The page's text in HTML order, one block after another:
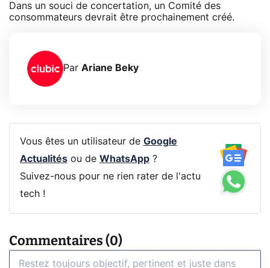
Dans un souci de concertation, un Comité des
consommateurs devrait être prochainement créé.
Par Ariane Beky
Vous êtes un utilisateur de Google
Actualitésou de WhatsApp?
Suivez-nous pour ne rien rater de l'actu
tech !
Commentaires (0)